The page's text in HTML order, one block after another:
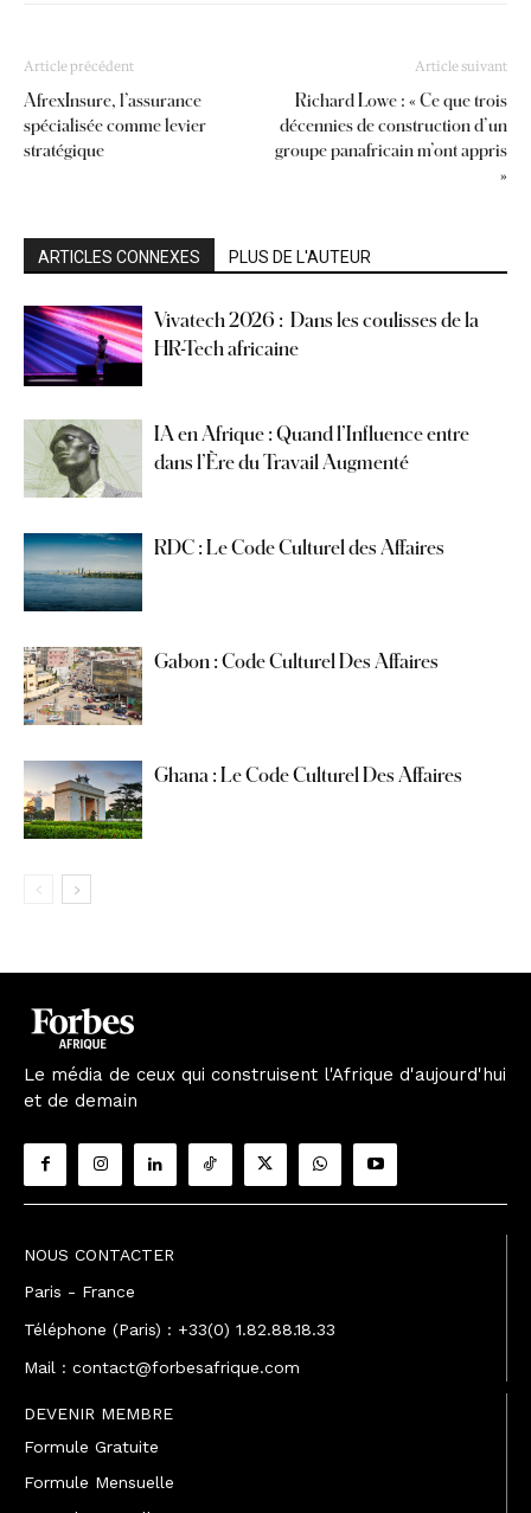
Article précédent
AfrexInsure, l’assurance
spécialisée comme levier
stratégique
Article suivant
Richard Lowe : « Ce que trois
décennies de construction d’un
groupe panafricain m’ont appris
»
ARTICLES CONNEXES PLUS DE L'AUTEUR
Vivatech 2026 : Dans les coulisses de la
HR-Tech africaine
IA en Afrique : Quand l’Influence entre
dans l’Ère du Travail Augmenté
RDC : Le Code Culturel des Affaires
Gabon : Code Culturel Des Affaires
Ghana : Le Code Culturel Des Affaires
Le média de ceux qui construisent l'Afrique d'aujourd'hui
et de demain
NOUS CONTACTER
Paris - France
Téléphone (Paris) : +33(0) 1.82.88.18.33
Mail : contact@forbesafrique.com
DEVENIR MEMBRE
Formule Gratuite
Formule Mensuelle